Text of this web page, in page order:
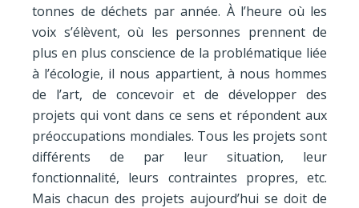
tonnes de déchets par année. À l’heure où les
voix s’élèvent, où les personnes prennent de
plus en plus conscience de la problématique liée
à l’écologie, il nous appartient, à nous hommes
de l’art, de concevoir et de développer des
projets qui vont dans ce sens et répondent aux
préoccupations mondiales. Tous les projets sont
différents de par leur situation, leur
fonctionnalité, leurs contraintes propres, etc.
Mais chacun des projets aujourd’hui se doit de